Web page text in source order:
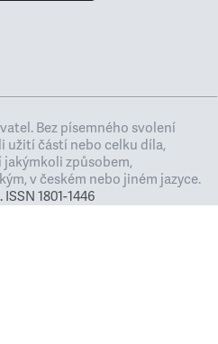
Bez písemného svolení
užití částí nebo celku díla,
způsobem,
v českém nebo jiném jazyce.
1801-1446